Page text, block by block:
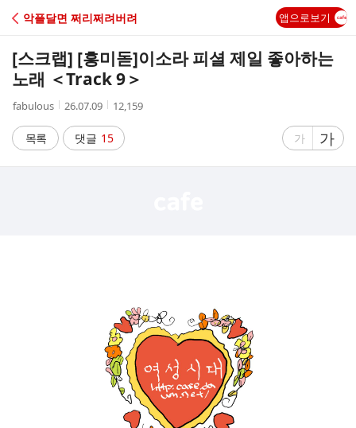
C
A
악플달면 쩌리쩌려버려 앱으로보기
[스크랩] [흥미돋]이소라 피셜 제일 좋아하는
노래 ＜Track 9＞
작
자
fabulous
작
시
간
26.07.09
조
수
12,159
목록 댓글 15
글
가
글
자
가